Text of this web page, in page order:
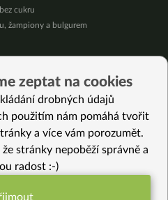
cukru
žampiony a bulgurem
zeptat na cookies
drobných údajů
použitím nám pomáhá tvořit
a více vám porozumět.
stránky nepoběží správně a
radost :-)